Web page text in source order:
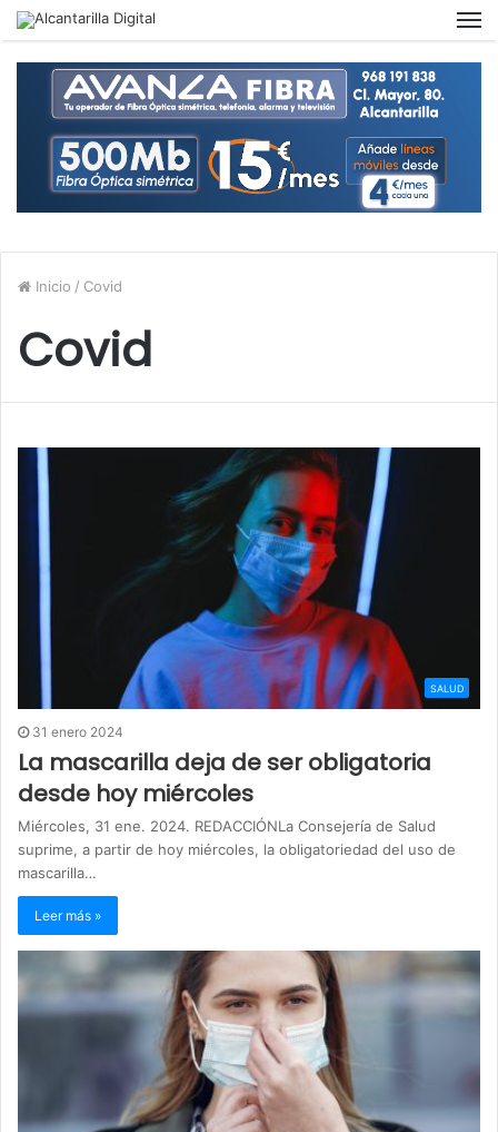
Inicio / Covid
Covid
SALUD
31 enero 2024
La mascarilla deja de ser obligatoria
desde hoy miércoles
Miércoles, 31 ene. 2024. REDACCIÓNLa Consejería de Salud
suprime, a partir de hoy miércoles, la obligatoriedad del uso de
mascarilla…
Leer más »